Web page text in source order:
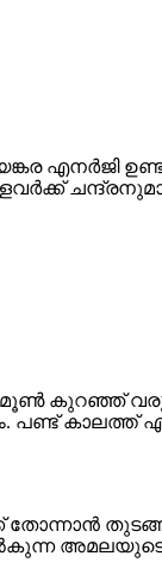
എനര്‍ജി
മൂണ്‍
കാലത്ത്